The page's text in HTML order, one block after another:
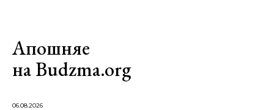
Апошняе
на Budzma.org
06.08.2026